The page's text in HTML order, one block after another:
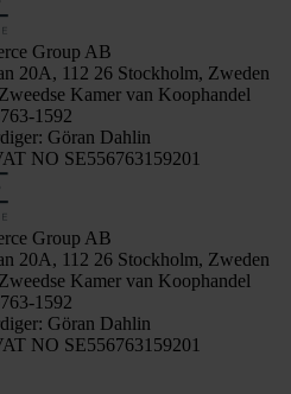
Group AB
20A, 112 26 Stockholm, Zweden
Kamer van Koophandel
1592
Göran Dahlin
NO SE556763159201
Group AB
20A, 112 26 Stockholm, Zweden
Kamer van Koophandel
1592
Göran Dahlin
NO SE556763159201